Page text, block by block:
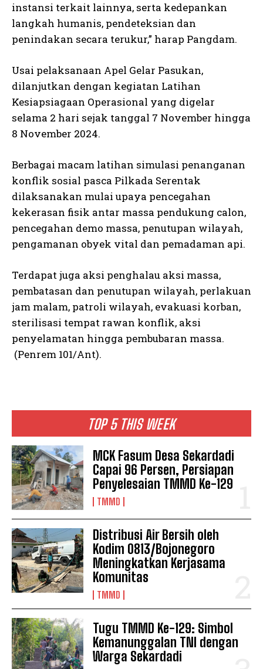
TOP 5 THIS WEEK
MCK Fasum Desa Sekardadi
Capai 96 Persen, Persiapan
Penyelesaian TMMD Ke-129
TMMD
Distribusi Air Bersih oleh
Kodim 0813/Bojonegoro
Meningkatkan Kerjasama
Komunitas
TMMD
Tugu TMMD Ke-129: Simbol
Kemanunggalan TNI dengan
Warga Sekardadi
instansi terkait lainnya, serta kedepankan
langkah humanis, pendeteksian dan
penindakan secara terukur,” harap Pangdam.
Usai pelaksanaan Apel Gelar Pasukan,
dilanjutkan dengan kegiatan Latihan
Kesiapsiagaan Operasional yang digelar
selama 2 hari sejak tanggal 7 November hingga
8 November 2024.
Berbagai macam latihan simulasi penanganan
konflik sosial pasca Pilkada Serentak
dilaksanakan mulai upaya pencegahan
kekerasan fisik antar massa pendukung calon,
pencegahan demo massa, penutupan wilayah,
pengamanan obyek vital dan pemadaman api.
Terdapat juga aksi penghalau aksi massa,
pembatasan dan penutupan wilayah, perlakuan
jam malam, patroli wilayah, evakuasi korban,
sterilisasi tempat rawan konflik, aksi
penyelamatan hingga pembubaran massa.
(Penrem 101/Ant).